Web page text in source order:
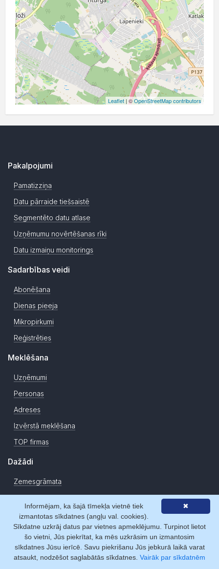
Leaflet | ©OpenStreetMap contributors
Pakalpojumi
Pamatizziņa
Datu pārraide tiešsaistē
Segmentēto datu atlase
Uzņēmumu novērtēšanas rīki
Datu izmaiņu monitorings
Sadarbības veidi
Abonēšana
Dienas pieeja
Mikropirkumi
Reģistrēties
Meklēšana
Uzņēmumi
Personas
Adreses
Izvērstā meklēšana
TOP firmas
Dažādi
Zemesgrāmata
CSDD
Jauni uzņēmumi
Ziņas
Par mums
✖
Informējam, ka šajā tīmekļa vietnē tiek
izmantotas sīkdatnes (angļu val. cookies).
Sīkdatne uzkrāj datus par vietnes apmeklējumu. Turpinot lietot
šo vietni, Jūs piekrītat, ka mēs uzkrāsim un izmantosim
sīkdatnes Jūsu ierīcē. Savu piekrišanu Jūs jebkurā laikā varat
atsaukt, nodzēšot saglabātās sīkdatnes. Vairāk par sīkdatnēm